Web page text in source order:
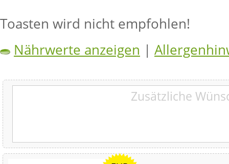
Toasten wird nicht empfohlen!
Nährwerte anzeigen |